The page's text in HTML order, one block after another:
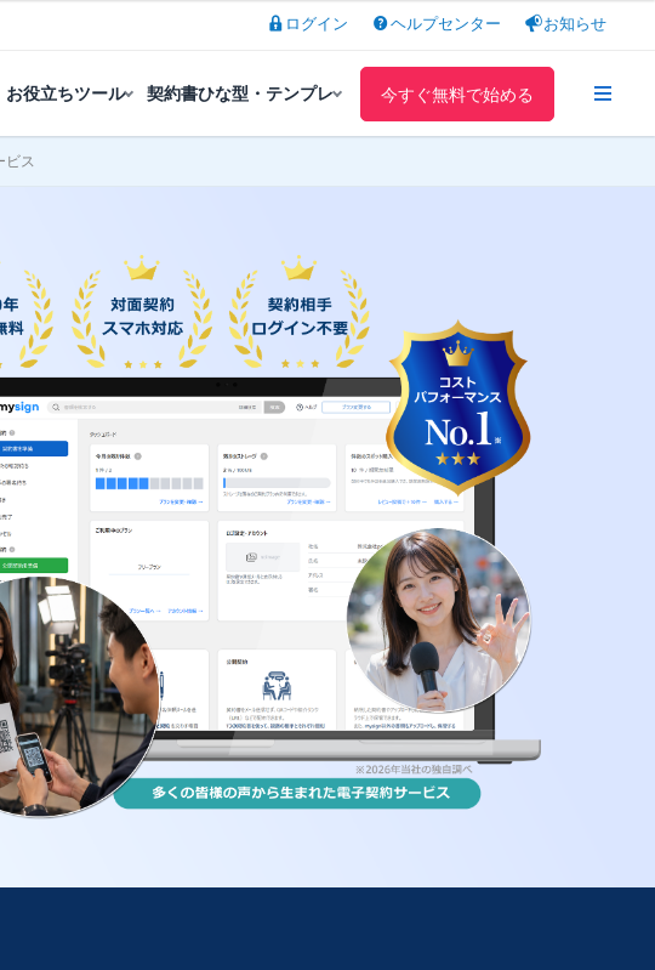
ログイン ヘルプセンター お知らせ
お役立ちツール 契約書ひな型・テンプレ 今すぐ無料で始める
ビス